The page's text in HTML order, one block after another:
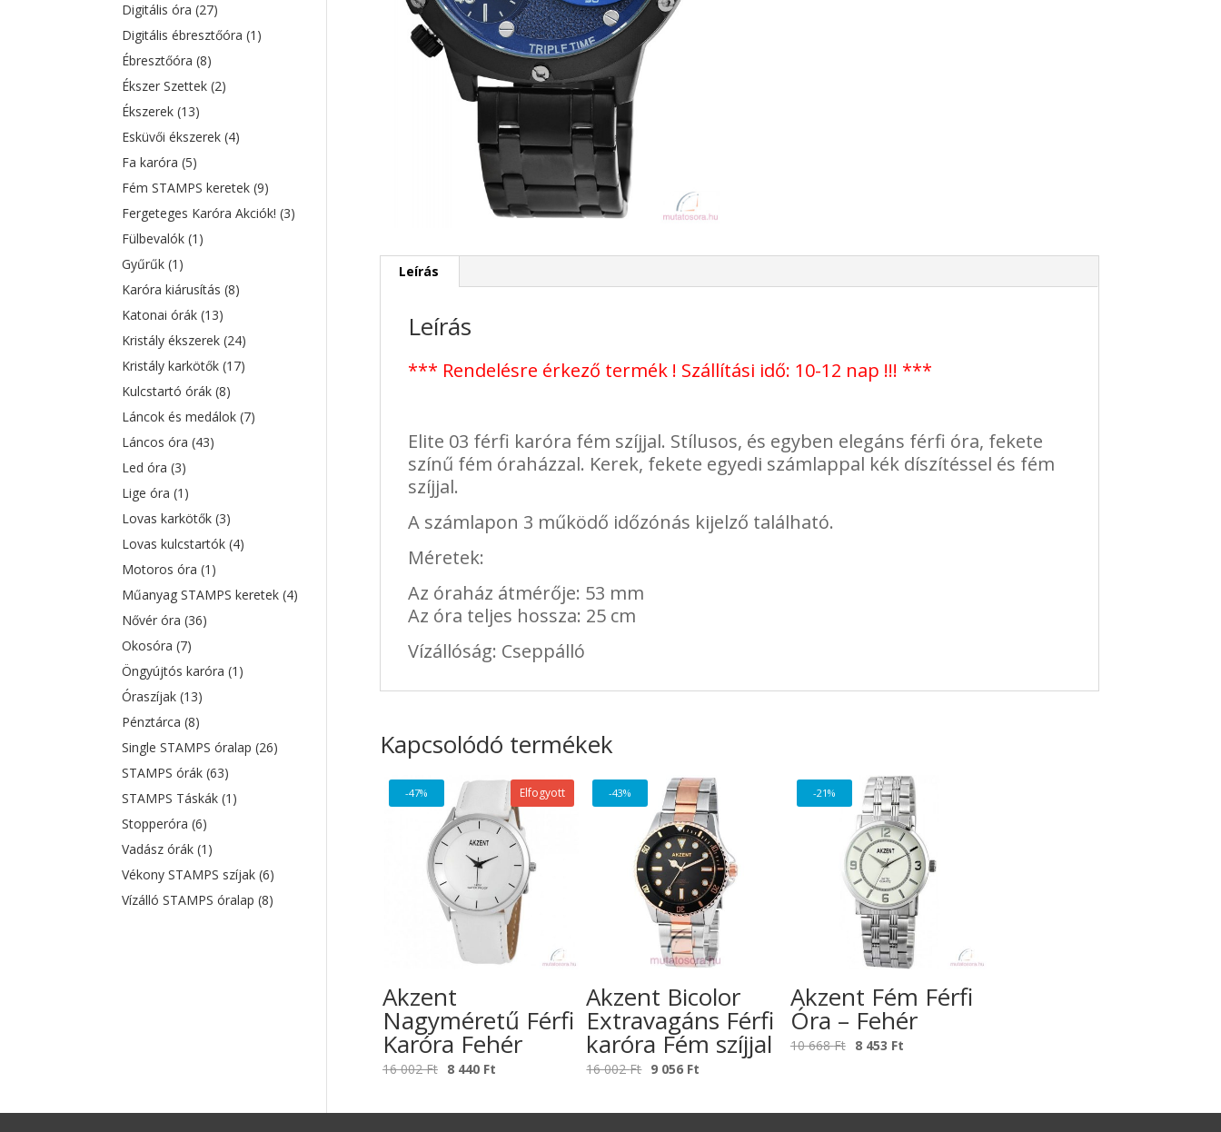
Leírás
Leírás
*** Rendelésre érkező termék ! Szállítási idő: 10-12 nap !!! ***
Elite 03 férfi karóra fém szíjjal. Stílusos, és egyben elegáns férfi óra, fekete
színű fém óraházzal. Kerek, fekete egyedi számlappal kék díszítéssel és fém
szíjjal.
A számlapon 3 működő időzónás kijelző található.
Méretek:
Az óraház átmérője: 53 mm
Az óra teljes hossza: 25 cm
Vízállóság: Cseppálló
Kapcsolódó termékek
-47% Elfogyott
Akzent
Nagyméretű Férfi
Karóra Fehér
16 002Ft Original
was:
8 440 Ft
is:
-43%
Akzent Bicolor
Extravagáns Férfi
karóra Fém szíjjal
16 002Ft Original
was:
9 056 Ft
is:
-21%
Akzent Fém Férfi
Óra – Fehér
10 668Ft Original
8 453 Ft
Digitális óra(27)
Digitális ébresztőóra(1)
Ébresztőóra(8)
Ékszer Szettek(2)
Ékszerek(13)
Esküvői ékszerek(4)
Fa karóra(5)
Fém STAMPS keretek(9)
Fergeteges Karóra Akciók!(3)
Fülbevalók(1)
Gyűrűk(1)
Karóra kiárusítás(8)
Katonai órák(13)
Kristály ékszerek(24)
Kristály karkötők(17)
Kulcstartó órák(8)
Láncok és medálok(7)
Láncos óra(43)
Led óra(3)
Lige óra(1)
Lovas karkötők(3)
Lovas kulcstartók(4)
Motoros óra(1)
Műanyag STAMPS keretek(4)
Nővér óra(36)
Okosóra(7)
Öngyújtós karóra(1)
Óraszíjak(13)
Pénztárca(8)
Single STAMPS óralap(26)
STAMPS órák(63)
STAMPS Táskák(1)
Stopperóra(6)
Vadász órák(1)
Vékony STAMPS szíjak(6)
Vízálló STAMPS óralap(8)